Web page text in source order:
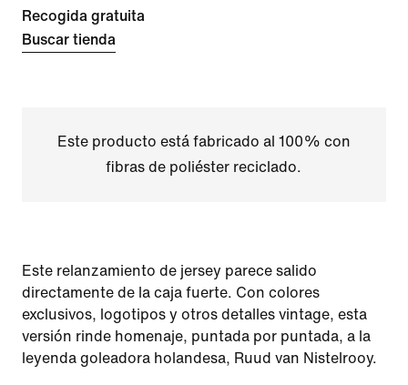
Recogida gratuita
Buscar tienda
Este producto está fabricado al 100% con
fibras de poliéster reciclado.
Este relanzamiento de jersey parece salido
directamente de la caja fuerte. Con colores
exclusivos, logotipos y otros detalles vintage, esta
versión rinde homenaje, puntada por puntada, a la
leyenda goleadora holandesa, Ruud van Nistelrooy.